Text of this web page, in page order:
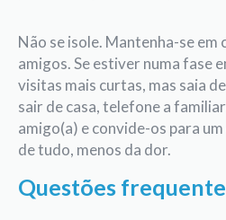
Não se isole. Mantenha-se
amigos. Se estiver numa fase
visitas mais curtas, mas saia
sair de casa, telefone a
amigo(a) e convide-os para um
de tudo, menos da dor.
Questões